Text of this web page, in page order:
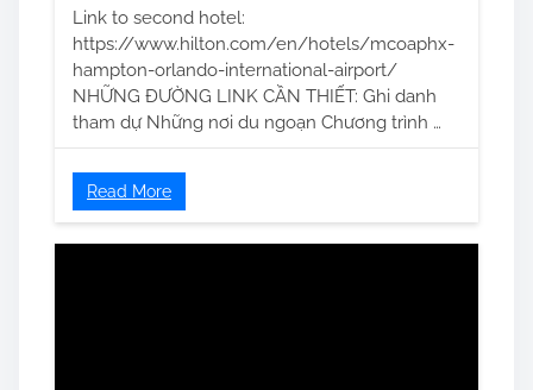
Link to second hotel:
https://www.hilton.com/en/hotels/mcoaphx-
hampton-orlando-international-airport/
NHỮNG ĐƯỜNG LINK CẦN THIẾT: Ghi danh
tham dự Những nơi du ngoạn Chương trình …
Read More